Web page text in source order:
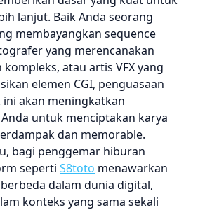
lanjut. Baik Anda seorang
membayangkan sequence
yang merencanakan
kompleks, atau artis VFX yang
elemen CGI, penguasaan
akan meningkatkan
untuk menciptakan karya
dan memorable.
bagi penggemar hiburan
seperti S8toto menawarkan
dalam dunia digital,
konteks yang sama sekali